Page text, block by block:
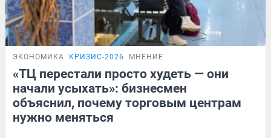
ЭКОНОМИКА КРИЗИС-2026 МНЕНИЕ
«ТЦ перестали просто худеть — они
начали усыхать»: бизнесмен
объяснил, почему торговым центрам
нужно меняться